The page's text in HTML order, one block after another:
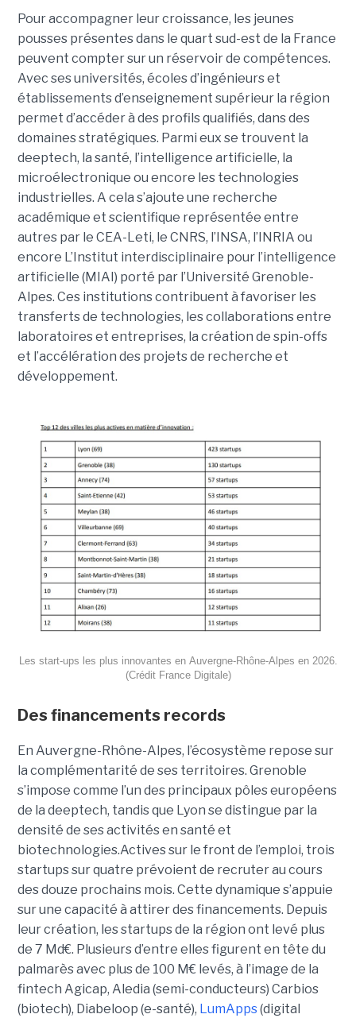
Pour accompagner leur croissance, les jeunes
pousses présentes dans le quart sud-est de la France
peuvent compter sur un réservoir de compétences.
Avec ses universités, écoles d’ingénieurs et
établissements d’enseignement supérieur la région
permet d’accéder à des profils qualifiés, dans des
domaines stratégiques. Parmi eux se trouvent la
deeptech, la santé, l’intelligence artificielle, la
microélectronique ou encore les technologies
industrielles. A cela s’ajoute une recherche
académique et scientifique représentée entre
autres par le CEA-Leti, le CNRS, l’INSA, l’INRIA ou
encore L’Institut interdisciplinaire pour l’intelligence
artificielle (MIAI) porté par l’Université Grenoble-
Alpes. Ces institutions contribuent à favoriser les
transferts de technologies, les collaborations entre
laboratoires et entreprises, la création de spin-offs
et l’accélération des projets de recherche et
développement.
Les start-ups les plus innovantes en Auvergne-Rhône-Alpes en 2026.
(Crédit France Digitale)
Des financements records
En Auvergne-Rhône-Alpes, l’écosystème repose sur
la complémentarité de ses territoires. Grenoble
s’impose comme l’un des principaux pôles européens
de la deeptech, tandis que Lyon se distingue par la
densité de ses activités en santé et
biotechnologies.Actives sur le front de l’emploi, trois
startups sur quatre prévoient de recruter au cours
des douze prochains mois. Cette dynamique s’appuie
sur une capacité à attirer des financements. Depuis
leur création, les startups de la région ont levé plus
de 7 Md€. Plusieurs d’entre elles figurent en tête du
palmarès avec plus de 100 M€ levés, à l’image de la
fintech Agicap, Aledia (semi-conducteurs) Carbios
(biotech), Diabeloop (e-santé), LumApps(digital